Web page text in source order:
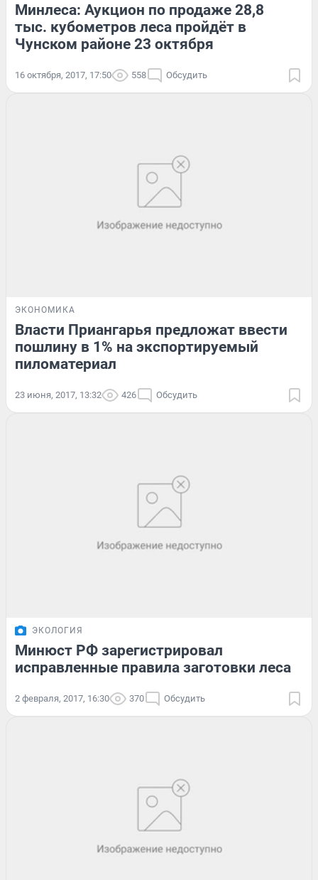
Минлеса: Аукцион по продаже 28,8
тыс. кубометров леса пройдёт в
Чунском районе 23 октября
16 октября, 2017, 17:50 558 Обсудить
ЭКОНОМИКА
Власти Приангарья предложат ввести
пошлину в 1% на экспортируемый
пиломатериал
23 июня, 2017, 13:32 426 Обсудить
ЭКОЛОГИЯ
Минюст РФ зарегистрировал
исправленные правила заготовки леса
2 февраля, 2017, 16:30 370 Обсудить